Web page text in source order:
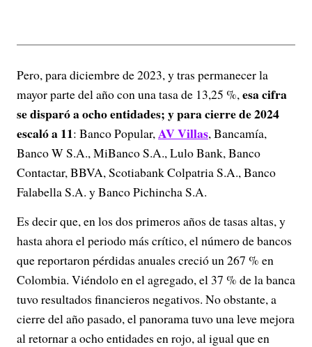
Pero, para diciembre de 2023, y tras permanecer la
mayor parte del año con una tasa de 13,25 %,esa cifra
se disparó a ocho entidades; y para cierre de 2024
escaló a 11: Banco Popular,AV Villas, Bancamía,
Banco W S.A., MiBanco S.A., Lulo Bank, Banco
Contactar, BBVA, Scotiabank Colpatria S.A., Banco
Falabella S.A. y Banco Pichincha S.A.
Es decir que, en los dos primeros años de tasas altas, y
hasta ahora el periodo más crítico, el número de bancos
que reportaron pérdidas anuales creció un 267 % en
Colombia. Viéndolo en el agregado, el 37 % de la banca
tuvo resultados financieros negativos. No obstante, a
cierre del año pasado, el panorama tuvo una leve mejora
al retornar a ocho entidades en rojo, al igual que en